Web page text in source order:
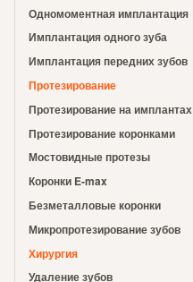
Одномоментная имплантация
Имплантация одного зуба
Имплантация передних зубов
Протезирование
Протезирование на имплантах
Протезирование коронками
Мостовидные протезы
Коронки E-max
Безметалловые коронки
Микропротезирование зубов
Хирургия
Удаление зубов